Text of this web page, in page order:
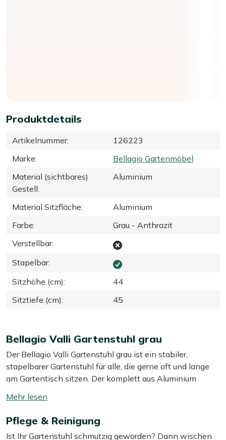
Produktdetails
Artikelnummer:
126223
Marke:
Bellagio Gartenmöbel
Material (sichtbares)
Gestell:
Aluminium
Material Sitzfläche:
Aluminium
Farbe:
Grau - Anthrazit
Verstellbar:
Stapelbar:
Sitzhöhe (cm):
44
Sitztiefe (cm): 45
Bellagio Valli Gartenstuhl grau
Der Bellagio Valli Gartenstuhl grau ist ein stabiler,
stapelbarer Gartenstuhl für alle, die gerne oft und lange
am Gartentisch sitzen. Der komplett aus Aluminium
mühelos an den Tisch schieben und leicht versetzen,
wenn Sie Ihre Terrasse neu gestalten möchten. Durch das
stapelbare Design räumen Sie mehrere Stühle schnell
umschalten
Pflege & Reinigung
Ist Ihr Gartenstuhl schmutzig geworden? Dann wischen